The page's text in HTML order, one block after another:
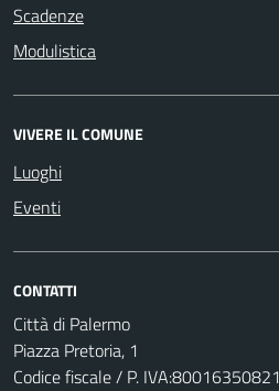
Scadenze
Modulistica
VIVERE IL COMUNE
Luoghi
Eventi
CONTATTI
Città di Palermo
Piazza Pretoria, 1
Codice fiscale / P. IVA:80016350821